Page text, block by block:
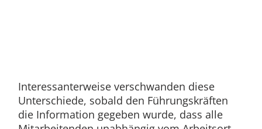
Interessanterweise verschwanden diese
Unterschiede, sobald den Führungskräften
die Information gegeben wurde, dass alle